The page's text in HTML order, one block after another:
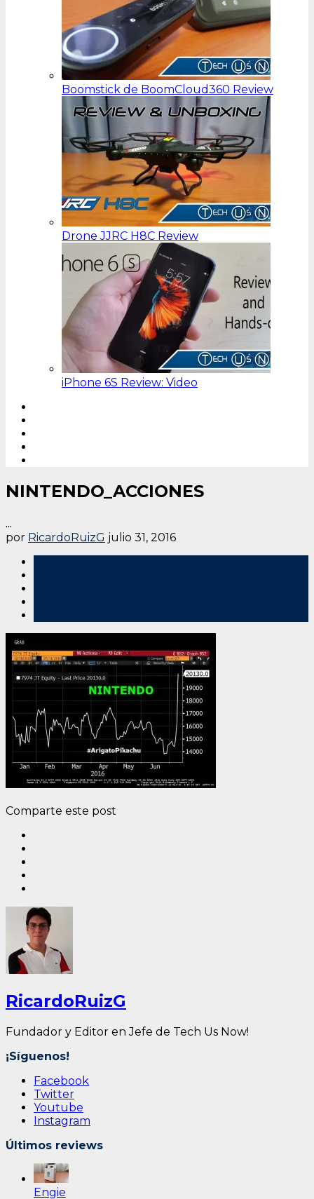
Boomstick de BoomCloud360 Review
Drone JJRC H8C Review
iPhone 6S Review: Video
NINTENDO_ACCIONES
...
por RicardoRuizG julio 31, 2016
Comparte este post
RicardoRuizG
Fundador y Editor en Jefe de Tech Us Now!
¡Síguenos!
Facebook
Twitter
Youtube
Instagram
Últimos reviews
Engie